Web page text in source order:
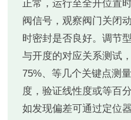
正常，运行至全开位置
阀信号，观察阀门关闭
时密封是否良好。调节
与开度的对应关系测试
75%、等几个关键点测
度，验证线性度或等百
如发现偏差可通过定位